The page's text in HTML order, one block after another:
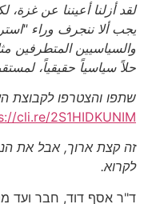
لقد أزلنا أعيننا عن
يجب ألا ننجرف وراء
والسياسيين المتطرفين
حلاً سياسياً حقيقياً،
שתפו והצטרפו לקבוצת
cli.re/2S1HIDKUNIM
זה קצת ארוך, אבל את
לקרוא.
ד"ר אסף דוד, חבר ועד